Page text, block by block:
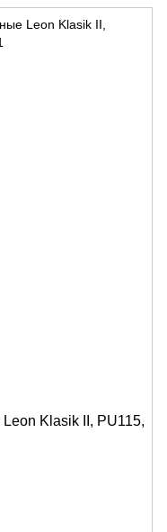
Klasik II, PU115,